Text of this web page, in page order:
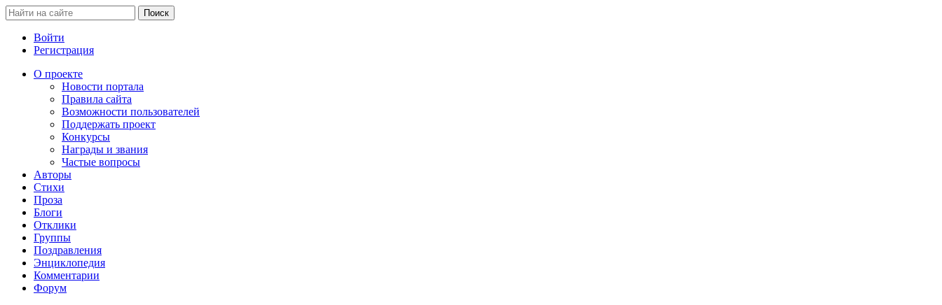
Войти
Регистрация
О проекте
Новости портала
Правила сайта
Возможности пользователей
Поддержать проект
Конкурсы
Награды и звания
Частые вопросы
Авторы
Стихи
Проза
Блоги
Отклики
Группы
Поздравления
Энциклопедия
Комментарии
Форум